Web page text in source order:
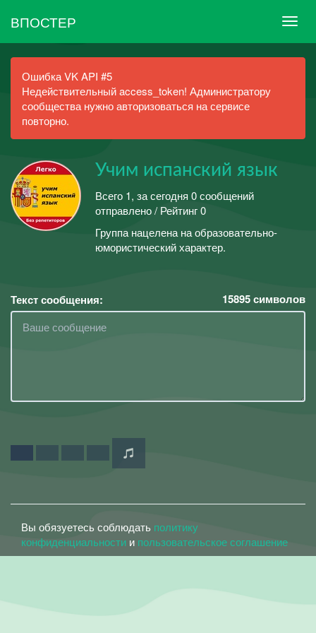
ВПОСТЕР
Ошибка VK API #5
Недействительный access_token! Администратору
сообщества нужно авторизоваться на сервисе
повторно.
Учим испанский язык
Всего 1, за сегодня 0 сообщений
отправлено / Рейтинг 0
Группа нацелена на образовательно-
юмористический характер.
Текст сообщения: 15895символов
Вы обязуетесь соблюдать политику
конфиденциальности и пользовательское соглашение